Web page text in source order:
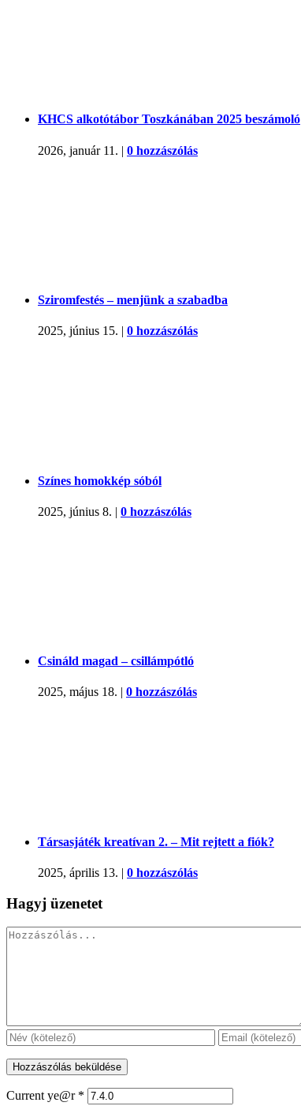
KHCS alkotótábor Toszkánában 2025 beszámoló
2026, január 11. | 0 hozzászólás
Sziromfestés – menjünk a szabadba
2025, június 15. | 0 hozzászólás
Színes homokkép sóból
2025, június 8. | 0 hozzászólás
Csináld magad – csillámpótló
2025, május 18. | 0 hozzászólás
Társasjáték kreatívan 2. – Mit rejtett a fiók?
2025, április 13. | 0 hozzászólás
Hagyj üzenetet
Hozzászólás
Current ye@r *